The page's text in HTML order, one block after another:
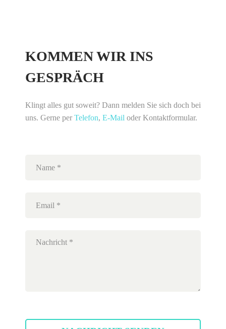
KOMMEN WIR INS
GESPRÄCH
Klingt alles gut soweit? Dann melden Sie sich doch bei
uns. Gerne per Telefon, E-Mail oder Kontaktformular.